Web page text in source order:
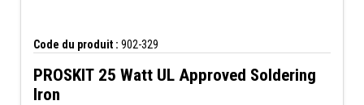
Code du produit : 902-329
PROSKIT 25 Watt UL Approved Soldering
Iron